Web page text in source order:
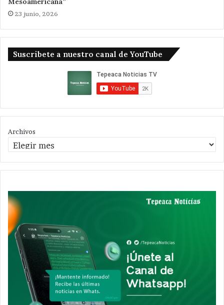
23 junio, 2026
Suscribete a nuestro canal de YouTube
Archivos